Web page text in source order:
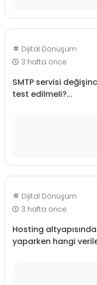
Dijital Dönüşüm
3 hafta önce
SMTP servisi
test edilmeli?...
Dijital Dönüşüm
3 hafta önce
Hosting
yaparken hangi